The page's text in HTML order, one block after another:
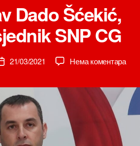
Dado Šćekić,
SNP CG
Датум21/03/2021 Нема коментарана